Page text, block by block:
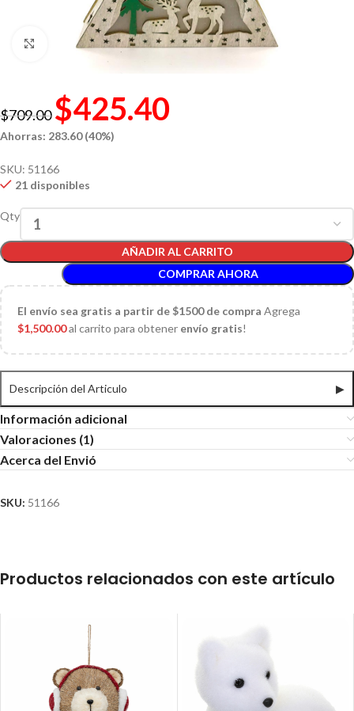
Click to enlarge
$709.00 $425.40
Ahorras: 283.60 (40%)
SKU: 51166
21 disponibles
Qty
AÑADIR AL CARRITO
COMPRAR AHORA
El envío sea gratis a partir de $1500 de compra Agrega
$1,500.00al carrito para obtener envío gratis!
Descripción del Articulo ▶
Información adicional
Valoraciones (1)
Acerca del Envió
SKU: 51166
Productos relacionados con este artículo